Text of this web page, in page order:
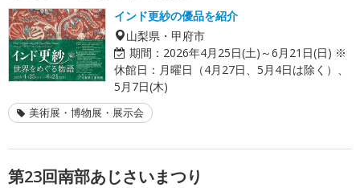
インド更紗の優品を紹介
山梨県・甲府市
期間： 2026年4月25日(土)～6月21日(日) ※
休館日：月曜日（4月27日、5月4日は除く）、
5月7日(木)
美術展・博物展・展示会
第23回南部あじさいまつり